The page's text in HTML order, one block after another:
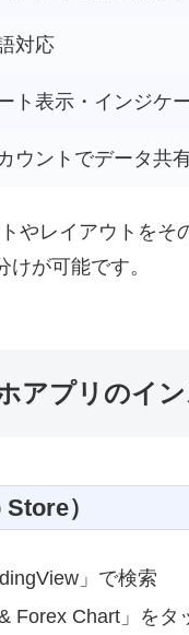
対応
ト表示・インジケ
ウントでデータ共
やレイアウトを
が可能です。
アプリのイ
）
」で検索
Forex Chart」をタ